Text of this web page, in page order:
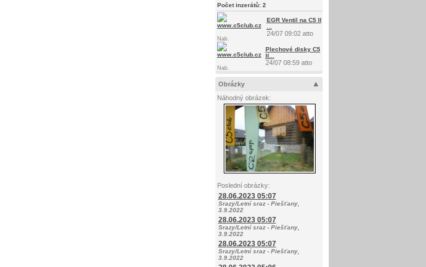
Počet inzerátů: 2
Nab.
EGR Ventil na C5 II
24/07 09:02 atto
Nab.
Plechové disky C5
II...
24/07 08:59 atto
Obrázky
Náhodný obrázek:
Poslední obrázky:
28.06.2023 05:07
Srazy/Letní sraz - Piešťany,
3.9.2022
28.06.2023 05:07
Srazy/Letní sraz - Piešťany,
3.9.2022
28.06.2023 05:07
Srazy/Letní sraz - Piešťany,
3.9.2022